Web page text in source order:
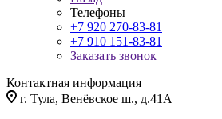
Телефоны
+7 920 270-83-81
+7 910 151-83-81
Заказать звонок
Контактная информация
г. Тула, Венёвское ш., д.41А